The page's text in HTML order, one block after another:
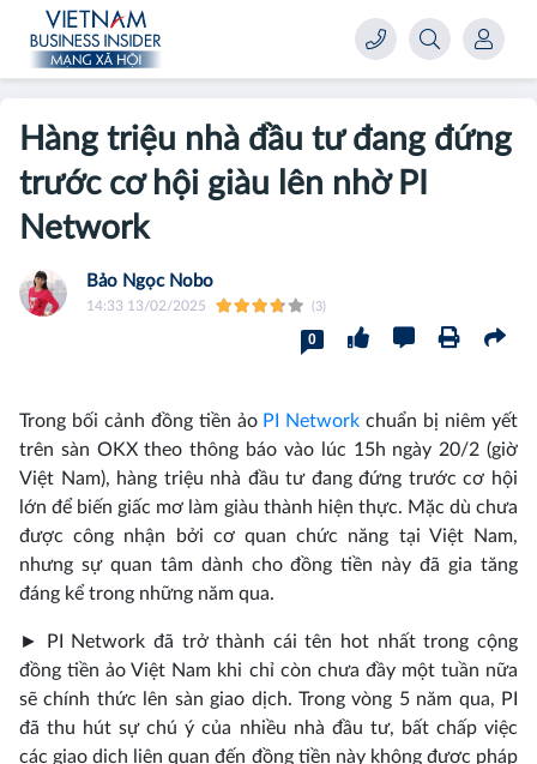
Hàng triệu nhà đầu tư đang đứng
trước cơ hội giàu lên nhờ PI
Network
Bảo Ngọc Nobo
14:33 13/02/2025 (3)
0
Trong bối cảnh đồng tiền ảo PI Network chuẩn bị niêm yết
trên sàn OKX theo thông báo vào lúc 15h ngày 20/2 (giờ
Việt Nam), hàng triệu nhà đầu tư đang đứng trước cơ hội
lớn để biến giấc mơ làm giàu thành hiện thực. Mặc dù chưa
được công nhận bởi cơ quan chức năng tại Việt Nam,
nhưng sự quan tâm dành cho đồng tiền này đã gia tăng
đáng kể trong những năm qua.
► PI Network đã trở thành cái tên hot nhất trong cộng
đồng tiền ảo Việt Nam khi chỉ còn chưa đầy một tuần nữa
sẽ chính thức lên sàn giao dịch. Trong vòng 5 năm qua, PI
đã thu hút sự chú ý của nhiều nhà đầu tư, bất chấp việc
các giao dịch liên quan đến đồng tiền này không được pháp